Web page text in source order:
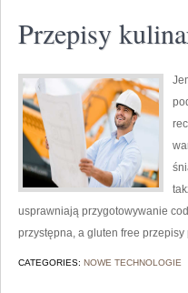
Przepisy
usprawniają przygotowywanie
przystępna, a gluten free
CATEGORIES: NOWE TECHNOLOGIE